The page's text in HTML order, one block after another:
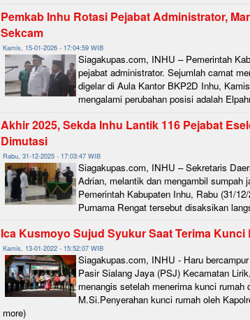
Pemkab Inhu Rotasi Pejabat Administrator,
Sekcam
Kamis, 15-01-2026 - 17:04:59 WIB
Siagakupas.com, INHU – Pemerintah
pejabat administrator. Sejumlah camat
digelar di Aula Kantor BKP2D Inhu,
mengalami perubahan posisi adalah
Akhir 2025, Sekda Inhu Lantik 116 Pejabat
Dimutasi
Rabu, 31-12-2025 - 17:03:47 WIB
Siagakupas.com, INHU – Sekretaris
Adrian, melantik dan mengambil sumpah
Pemerintah Kabupaten Inhu, Rabu (31/
Purnama Rengat tersebut disaksikan
Ica Kusmoyo Sujud Syukur Saat Terima
Kamis, 13-01-2022 - 15:52:07 WIB
Siagakupas.com, INHU - Haru
Pasir Sialang Jaya (PSJ) Kecamatan
menangis setelah menerima kunci
M.Si.Penyerahan kunci rumah oleh
more)